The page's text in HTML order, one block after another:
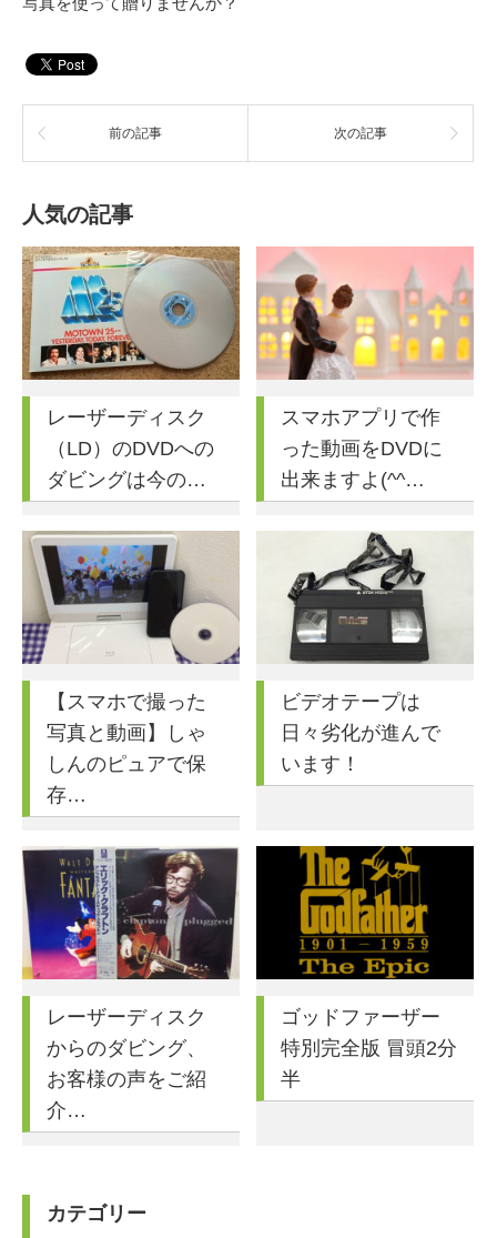
前の記事 次の記事
人気の記事
レーザーディスク
（LD）のDVDへの
ダビングは今の…
スマホアプリで作
った動画をDVDに
出来ますよ(^^…
【スマホで撮った
写真と動画】しゃ
しんのピュアで保
存…
ビデオテープは
日々劣化が進んで
います！
レーザーディスク
からのダビング、
お客様の声をご紹
介…
ゴッドファーザー
特別完全版 冒頭2分
半
カテゴリー